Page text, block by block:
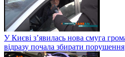
У Києві з’явилась нова смуга
відразу почала збирати порушення